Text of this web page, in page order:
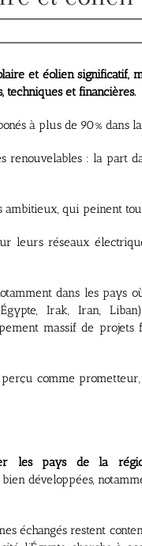
et éolien significatif,
et financières.
à plus de 90% dans
renouvelables : la part
ambitieux, qui peinent
leurs réseaux
dans les pays
Égypte, Irak, Iran,
massif de projets
comme
les pays de la
développées,
échangés restent